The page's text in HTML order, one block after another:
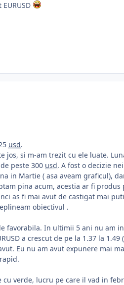
usd.
jos, si m-am trezit cu ele luate.
peste 300 usd. A fost o decizie
in Martie ( asa aveam graficul),
pina acum, acestia ar fi
as fi mai avut de castigat mai
obiectivul .
favorabila. In ultimii 5 ani nu am
a crescut de pe la 1.37 la
Eu nu am avut expunere mai
cu verde, lucru pe care il vad in